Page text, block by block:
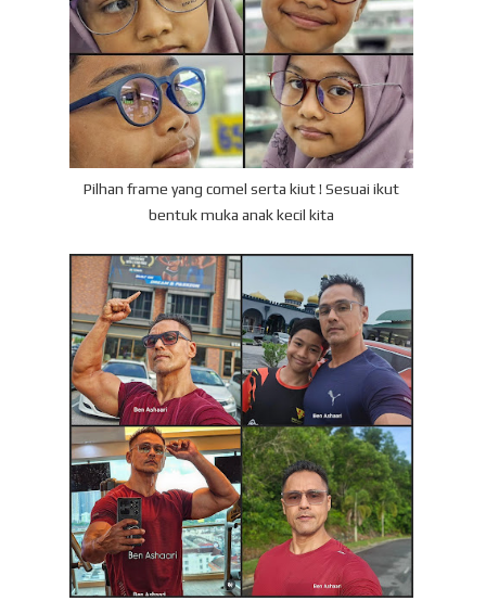
Pilhan frame yang comel serta kiut ! Sesuai ikut
bentuk muka anak kecil kita